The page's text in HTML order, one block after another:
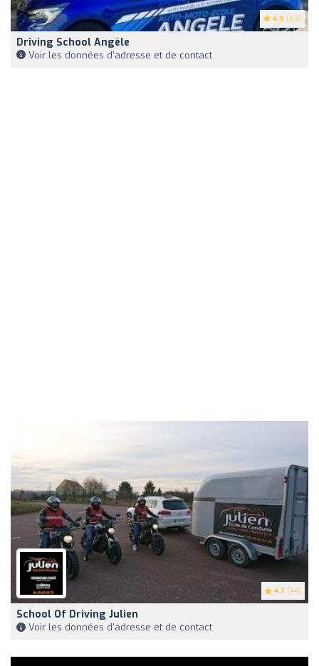
4.9 (63)
Driving School Angèle
Voir les données d'adresse et de contact
4.7 (44)
School Of Driving Julien
Voir les données d'adresse et de contact